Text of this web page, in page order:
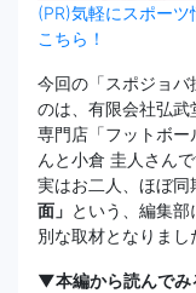
(PR)気軽にスポー
こちら！
今回の「スポジョ
のは、有限会社弘
専門店「フットボー
んと小倉 圭人さんで
実はお二人、ほぼ
面」 という、編集
別な取材となりまし
▼本編から読んで